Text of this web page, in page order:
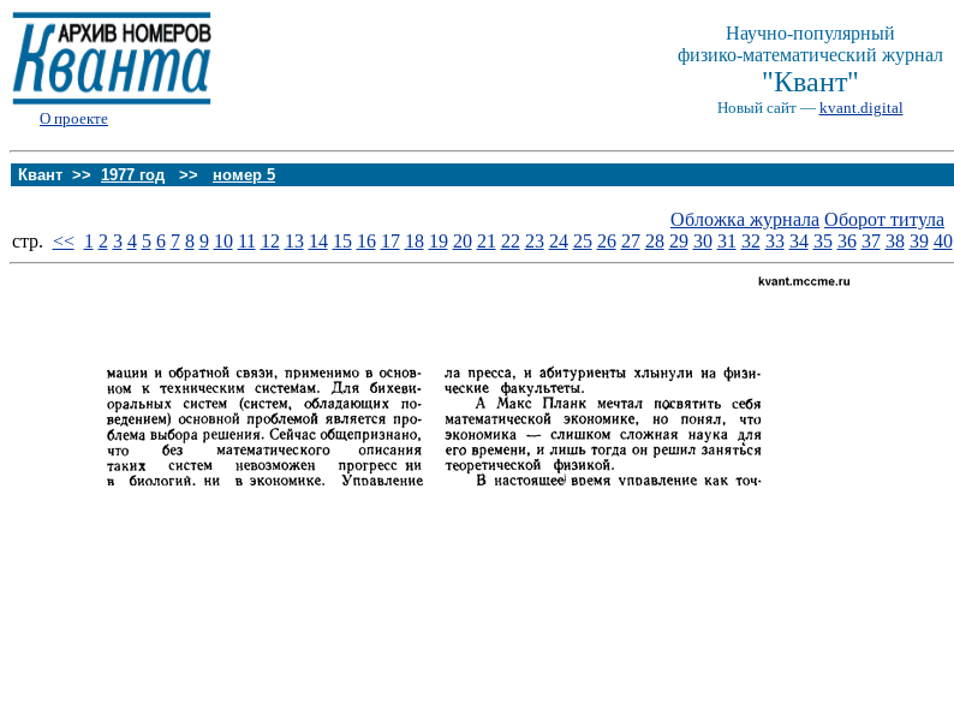
О проекте
Научно-популярный
физико-математический журнал
"Квант"
Новый сайт — kvant.digital
Квант >> 1977 год >> номер 5
Обложка журнала Оборот титула
стp. << 1 2 3 4 5 6 7 8 9 10 11 12 13 14 15 16 17 18 19 20 21 22 23 24 25 26 27 28 29 30 31 32 33 34 35 36 37 38 39 40